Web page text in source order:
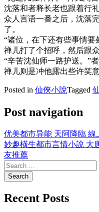
沈落和者释长老也跟着行礼
众人言语一番之后，沈落
了。
“诸位，在下还有些事情
禅儿打了个招呼，然后跟
“辛苦沈仙师一路护送。”
禅儿则是冲他露出些许笑
Posted in 仙俠小說Tagged
Post navigation
优美都市异能 天阿降臨 線
妙趣橫生都市言情小說 大
友推薦
Recent Posts